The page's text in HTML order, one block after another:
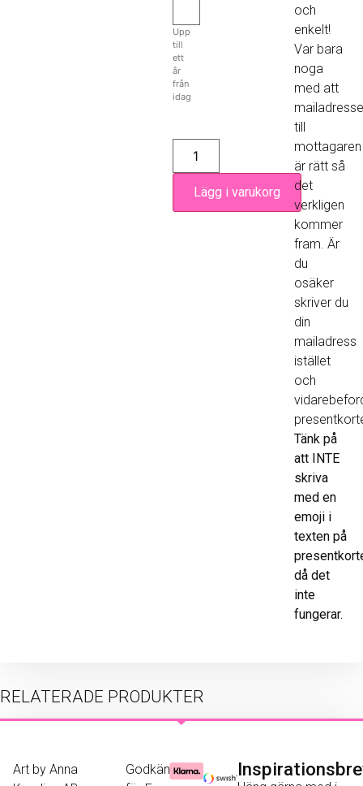
Upp
till
ett
år
från
idag
Lägg i varukorg
och
enkelt!
Var bara
noga
med att
till
mottagaren
är rätt så
det
verkligen
kommer
fram. Är
du
osäker
skriver du
din
mailadress
istället
och
Tänk på
att INTE
skriva
med en
emoji i
texten på
då det
inte
fungerar.
RELATERADE PRODUKTER
Art by Anna
Godkänd